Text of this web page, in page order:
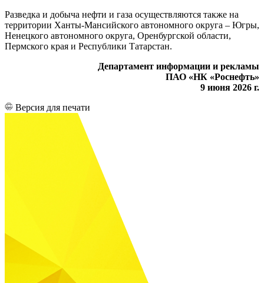
Разведка и добыча нефти и газа осуществляются также на
территории Ханты-Мансийского автономного округа – Югры,
Ненецкого автономного округа, Оренбургской области,
Пермского края и Республики Татарстан.
Департамент информации и рекламы
ПАО «НК «Роснефть»
9 июня 2026 г.
Версия для печати